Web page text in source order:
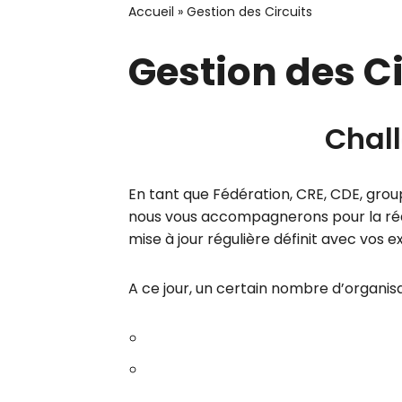
Accueil » Gestion des Circuits
Gestion des
En tant que Fédération, CRE, CDE,
nous vous accompagnerons pour la
mise à jour régulière définit avec vos
A ce jour, un certain nombre